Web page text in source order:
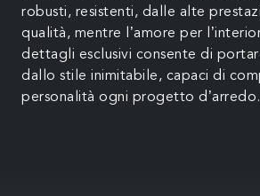
robusti, resistenti, dalle alte
qualità, mentre l’amore per
dettagli esclusivi consente di
dallo stile inimitabile, capaci di
personalità ogni progetto d’arredo.